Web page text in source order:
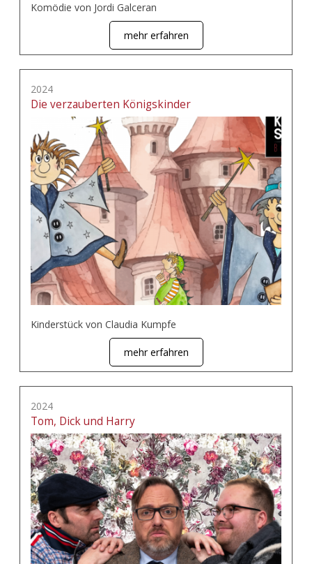
Komödie von Jordi Galceran
mehr erfahren
2024
Die verzauberten Königskinder
Kinderstück von Claudia Kumpfe
mehr erfahren
2024
Tom, Dick und Harry